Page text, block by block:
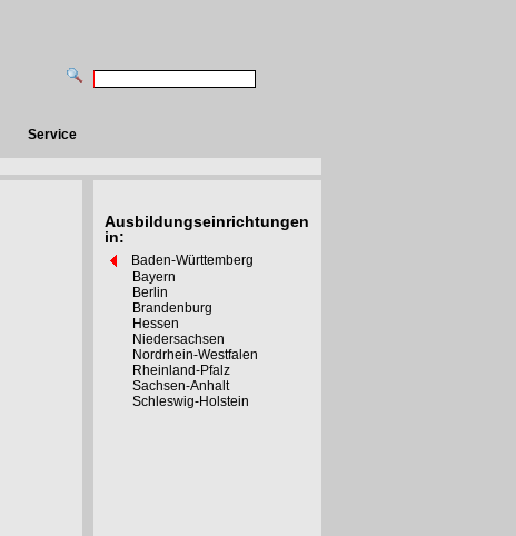
Service
Ausbildungseinrichtungen
in:
Baden-Württemberg
Bayern
Berlin
Brandenburg
Hessen
Niedersachsen
Nordrhein-Westfalen
Rheinland-Pfalz
Sachsen-Anhalt
Schleswig-Holstein